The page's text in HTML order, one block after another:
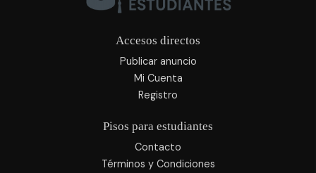
Accesos directos
Publicar anuncio
Mi Cuenta
Registro
Pisos para estudiantes
Contacto
Términos y Condiciones